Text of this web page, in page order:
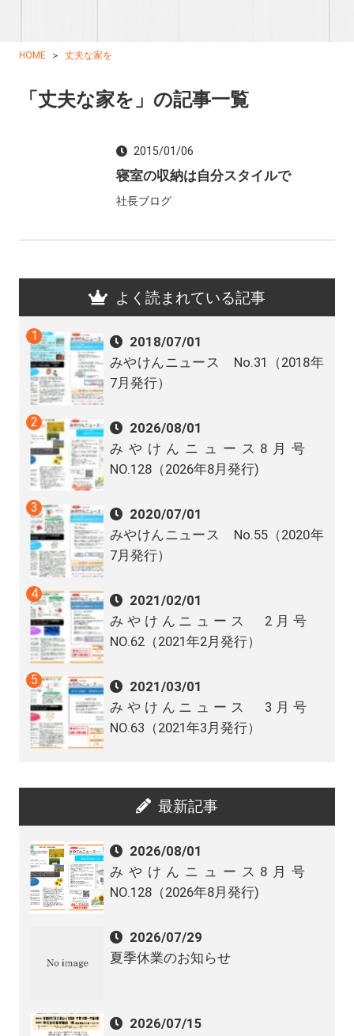
HOME 丈夫な家を
「丈夫な家を」の記事一覧
2015/01/06
寝室の収納は自分スタイルで
社長ブログ
よく読まれている記事
2018/07/01
みやけんニュース No.31（2018年
7月発行）
2026/08/01
みやけんニュース8月号
NO.128（2026年8月発行)
2020/07/01
みやけんニュース No.55（2020年
7月発行）
2021/02/01
みやけんニュース 2月号
NO.62（2021年2月発行）
2021/03/01
みやけんニュース 3月号
NO.63（2021年3月発行）
最新記事
2026/08/01
みやけんニュース8月号
NO.128（2026年8月発行)
2026/07/29
夏季休業のお知らせ
2026/07/15